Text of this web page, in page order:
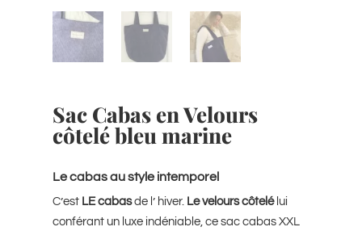
Sac Cabas en Velours
côtelé bleu marine
Le cabas au style intemporel
C’est LE cabasde l’ hiver. Le velours côtelélui
conférant un luxe indéniable, ce sac cabas XXL